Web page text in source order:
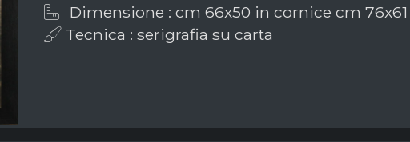
Dimensione : cm 66x50 in cornice cm 76x61
Tecnica : serigrafia su carta